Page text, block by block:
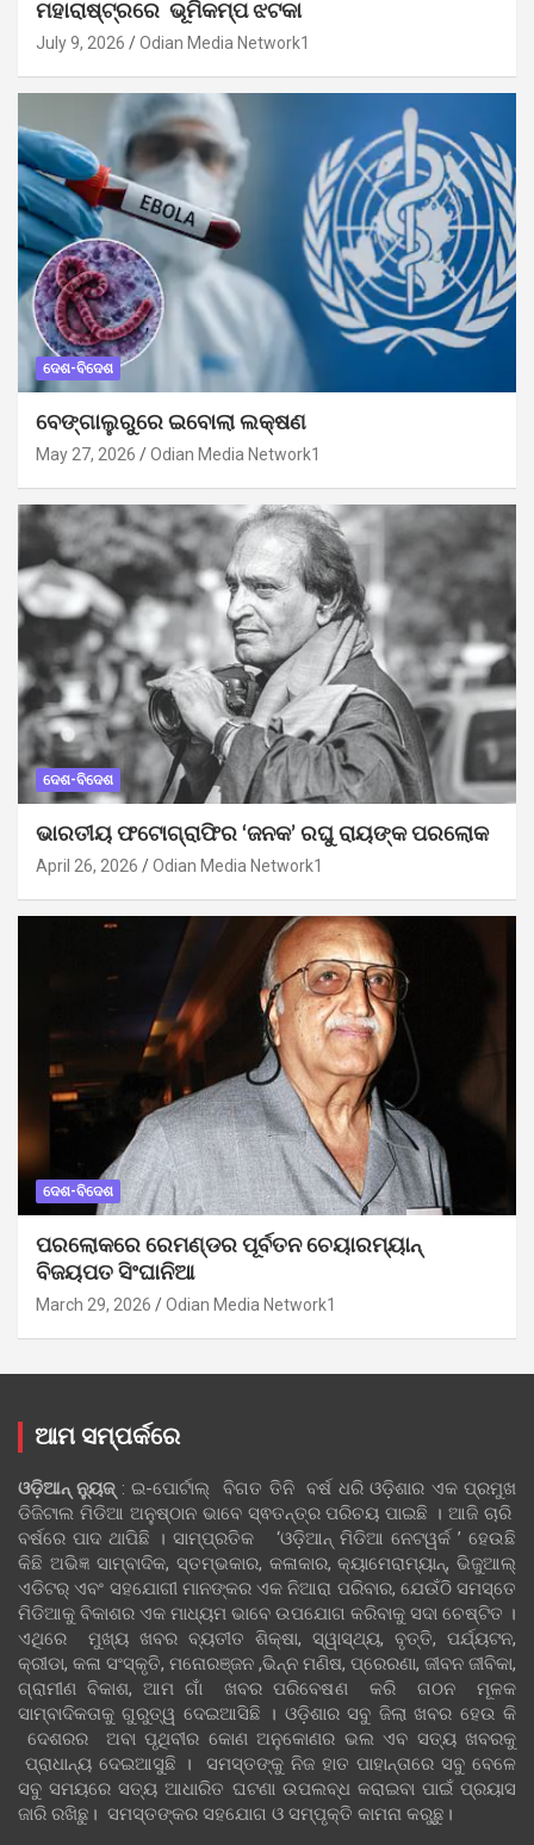
ମହାରାଷ୍ଟ୍ରରେ ଭୂମିକମ୍ପ ଝଟକା
July 9, 2026 Odian Media Network1
ଦେଶ-ବିଦେଶ
ବେଙ୍ଗାଲୁରୁରେ ଇବୋଲା ଲକ୍ଷଣ
May 27, 2026 Odian Media Network1
ଦେଶ-ବିଦେଶ
ଭାରତୀୟ ଫଟୋଗ୍ରାଫିର ‘ଜନକ’ ରଘୁ ରାୟଙ୍କ ପରଲୋକ
April 26, 2026 Odian Media Network1
ଦେଶ-ବିଦେଶ
ପରଲୋକରେ ରେମଣ୍ଡର ପୂର୍ବତନ ଚେୟାରମ୍ୟାନ୍
ବିଜୟପତ ସିଂଘାନିଆ
March 29, 2026 Odian Media Network1
ଆମ ସମ୍ପର୍କରେ
ଓଡ଼ିଆନ୍‍ ନ୍ୟୁଜ୍‍: ଇ-ପୋର୍ଟାଲ୍ ବିଗତ ତିନି ବର୍ଷ ଧରି ଓଡ଼ିଶାର ଏକ ପ୍ରମୁଖ
ଡିଜିଟାଲ ମିଡିଆ ଅନୁଷ୍ଠାନ ଭାବେ ସ୍ଵତନ୍ତ୍ର ପରିଚୟ ପାଇଛି । ଆଜି ଚାରି
ବର୍ଷରେ ପାଦ ଥାପିଛି । ସାମ୍ପ୍ରତିକ ‘ଓଡ଼ିଆନ୍‍ ମିଡିଆ ନେଟୱର୍କ ’ ହେଉଛି
କିଛି ଅଭିଜ୍ଞ ସାମ୍ବାଦିକ, ସ୍ତମ୍ଭକାର, କଳାକାର, କ୍ୟାମେରାମ୍ୟାନ୍, ଭିଜୁଆଲ୍
ଏଡିଟର୍ ଏବଂ ସହଯୋଗୀ ମାନଙ୍କର ଏକ ନିଆରା ପରିବାର, ଯେଉଁଠି ସମସ୍ତେ
ମିଡିଆକୁ ବିକାଶର ଏକ ମାଧ୍ୟମ ଭାବେ ଉପଯୋଗ କରିବାକୁ ସଦା ଚେଷ୍ଟିତ ।
ଏଥିରେ ମୁଖ୍ୟ ଖବର ବ୍ୟତୀତ ଶିକ୍ଷା, ସ୍ୱାସ୍ଥ୍ୟ, ବୃତ୍ତି, ପର୍ଯ୍ୟଟନ,
କ୍ରୀଡା, କଳା ସଂସ୍କୃତି, ମନୋରଞ୍ଜନ ,ଭିନ୍ନ ମଣିଷ, ପ୍ରେରଣା, ଜୀବନ ଜୀବିକା,
ଗ୍ରାମୀଣ ବିକାଶ, ଆମ ଗାଁ ଖବର ପରିବେଷଣ କରି ଗଠନ ମୂଳକ
ସାମ୍ବାଦିକତାକୁ ଗୁରୁତ୍ୱ ଦେଇଆସିଛି । ଓଡ଼ିଶାର ସବୁ ଜିଲା ଖବର ହେଉ କି
ଦେଶରର ଅବା ପୃଥିବୀର କୋଣ ଅନୁକୋଣର ଭଲ ଏବ ସତ୍ୟ ଖବରକୁ
ପ୍ରାଧାନ୍ୟ ଦେଇଆସୁଛି । ସମସ୍ତଙ୍କୁ ନିଜ ହାତ ପାହାନ୍ତାରେ ସବୁ ବେଳେ
ସବୁ ସମୟରେ ସତ୍ୟ ଆଧାରିତ ଘଟଣା ଉପଲବ୍ଧ କରାଇବା ପାଇଁ ପ୍ରୟାସ
ଜାରି ରଖିଛୁ। ସମସ୍ତଙ୍କର ସହଯୋଗ ଓ ସମ୍ପୃକ୍ତି କାମନା କରୁଛୁ।